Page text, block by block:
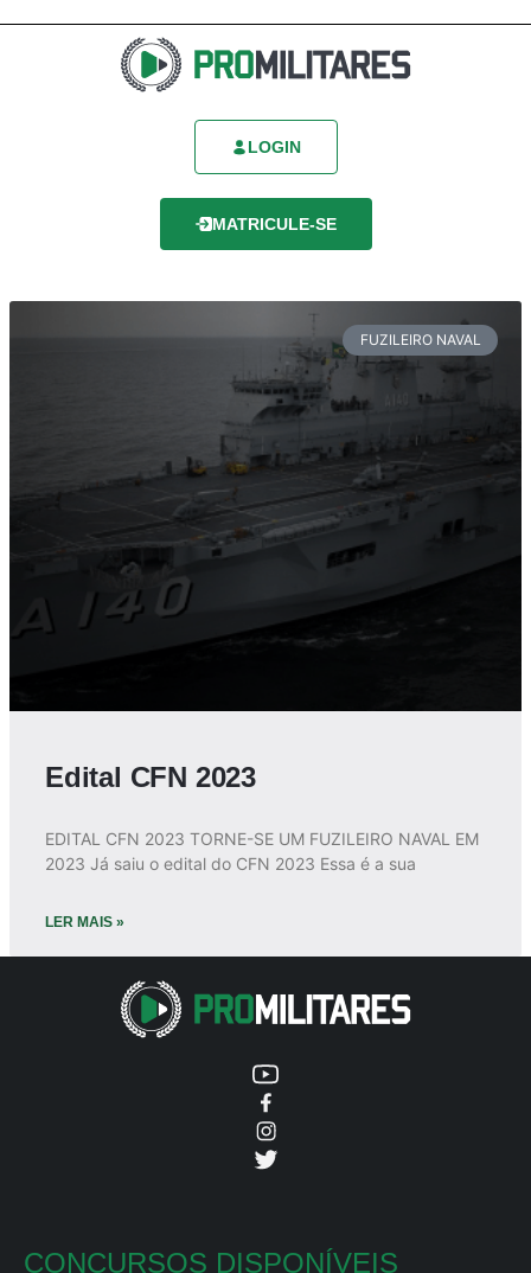
LOGIN
MATRICULE-SE
FUZILEIRO NAVAL
Edital CFN 2023
EDITAL CFN 2023 TORNE-SE UM FUZILEIRO NAVAL EM
2023 Já saiu o edital do CFN 2023 Essa é a sua
LER MAIS »
CONCURSOS DISPONÍVEIS